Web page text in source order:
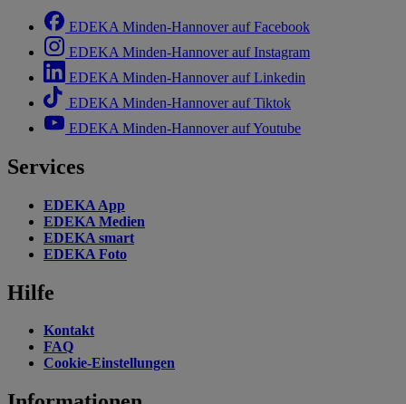
EDEKA Minden-Hannover auf Facebook
EDEKA Minden-Hannover auf Instagram
EDEKA Minden-Hannover auf Linkedin
EDEKA Minden-Hannover auf Tiktok
EDEKA Minden-Hannover auf Youtube
Services
EDEKA App
EDEKA Medien
EDEKA smart
EDEKA Foto
Hilfe
Kontakt
FAQ
Cookie-Einstellungen